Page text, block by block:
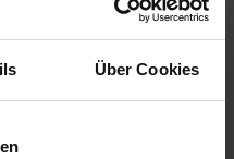
Über Cookies
Matching
Ziel